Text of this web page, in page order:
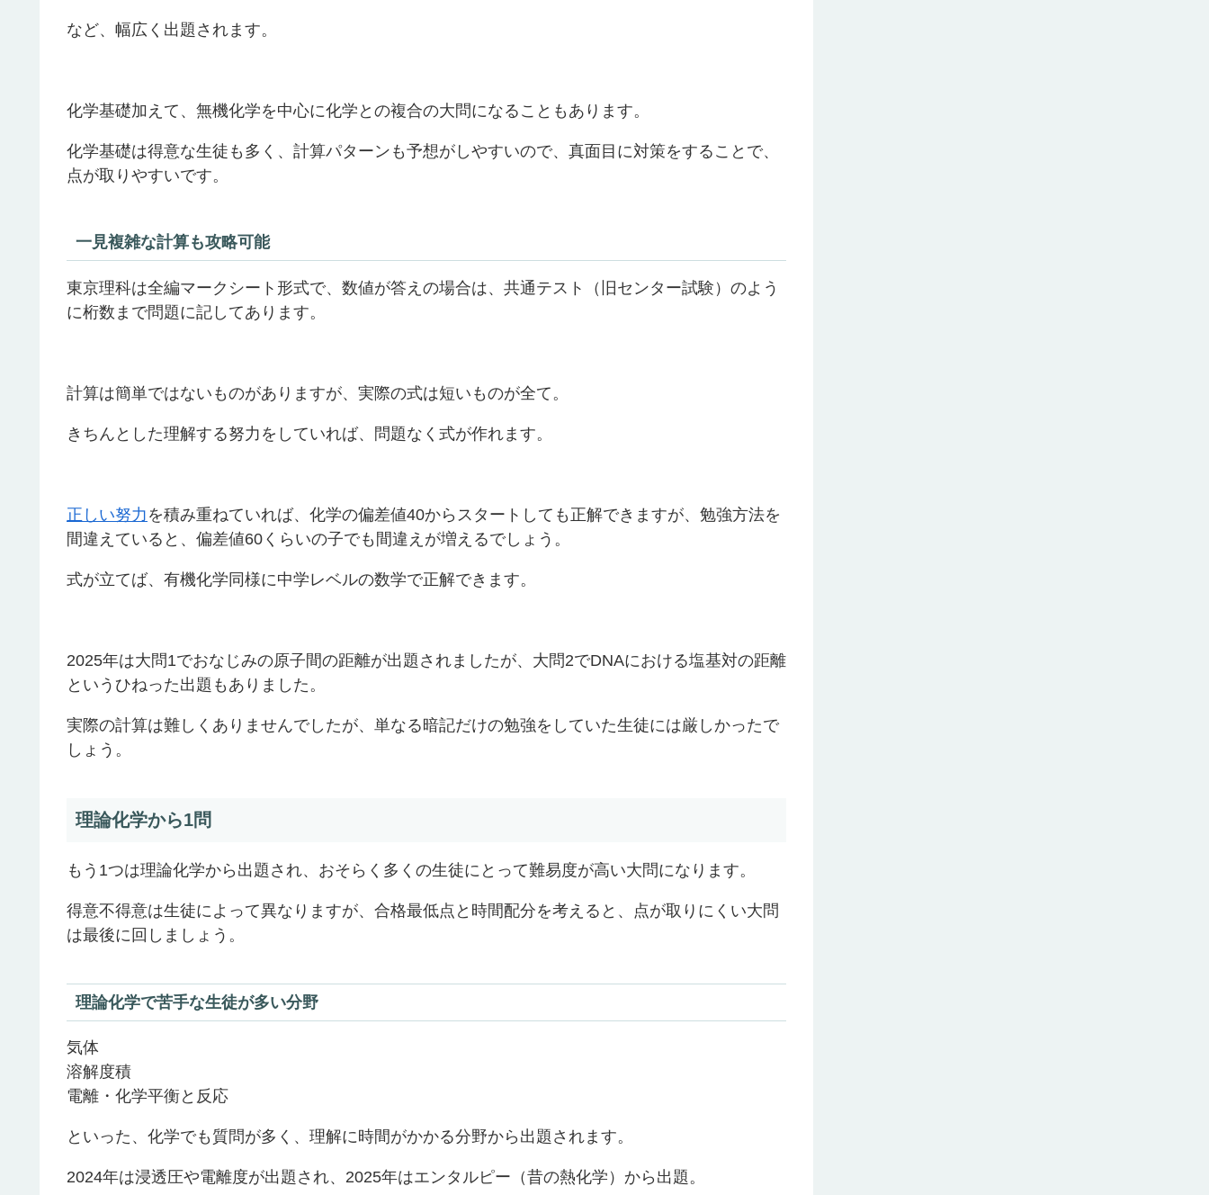
など、幅広く出題されます。
化学基礎加えて、無機化学を中心に化学との複合の大問になることもあります。
化学基礎は得意な生徒も多く、計算パターンも予想がしやすいので、真面目に対策をすることで、
点が取りやすいです。
一見複雑な計算も攻略可能
東京理科は全編マークシート形式で、数値が答えの場合は、共通テスト（旧センター試験）のよう
に桁数まで問題に記してあります。
計算は簡単ではないものがありますが、実際の式は短いものが全て。
きちんとした理解する努力をしていれば、問題なく式が作れます。
正しい努力 を積み重ねていれば、化学の偏差値40からスタートしても正解できますが、勉強方法を
間違えていると、偏差値60くらいの子でも間違えが増えるでしょう。
式が立てば、有機化学同様に中学レベルの数学で正解できます。
2025年は大問1でおなじみの原子間の距離が出題されましたが、大問2でDNAにおける塩基対の距離
というひねった出題もありました。
実際の計算は難しくありませんでしたが、単なる暗記だけの勉強をしていた生徒には厳しかったで
しょう。
理論化学から1問
もう1つは理論化学から出題され、おそらく多くの生徒にとって難易度が高い大問になります。
得意不得意は生徒によって異なりますが、合格最低点と時間配分を考えると、点が取りにくい大問
は最後に回しましょう。
理論化学で苦手な生徒が多い分野
気体
溶解度積
電離・化学平衡と反応
といった、化学でも質問が多く、理解に時間がかかる分野から出題されます。
2024年は浸透圧や電離度が出題され、2025年はエンタルピー（昔の熱化学）から出題。